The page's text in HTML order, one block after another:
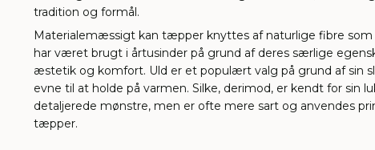
tradition og formål.
Materialemæssigt kan tæpper knyttes af naturlige fibre som
har været brugt i årtusinder på grund af deres særlige
æstetik og komfort. Uld er et populært valg på grund af sin
evne til at holde på varmen. Silke, derimod, er kendt for sin
detaljerede mønstre, men er ofte mere sart og anvendes
tæpper.